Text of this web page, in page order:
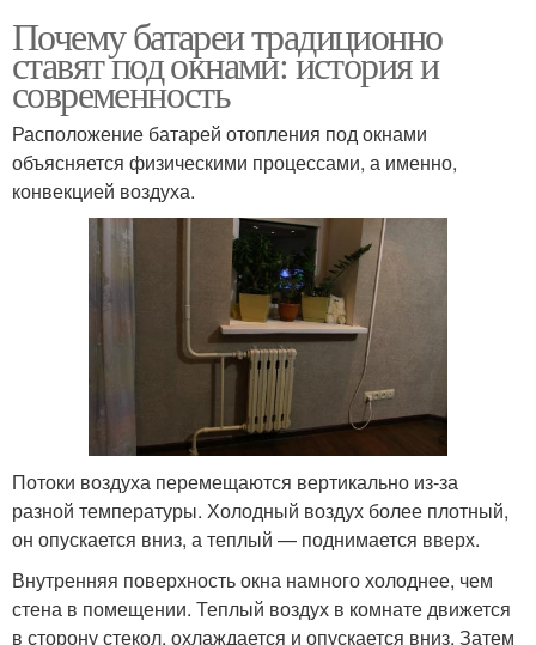
Почему батареи традиционно
ставят под окнами: история и
современность
Расположение батарей отопления под окнами
объясняется физическими процессами, а именно,
конвекцией воздуха.
Потоки воздуха перемещаются вертикально из-за
разной температуры. Холодный воздух более плотный,
он опускается вниз, а теплый — поднимается вверх.
Внутренняя поверхность окна намного холоднее, чем
стена в помещении. Теплый воздух в комнате движется
в сторону стекол, охлаждается и опускается вниз. Затем